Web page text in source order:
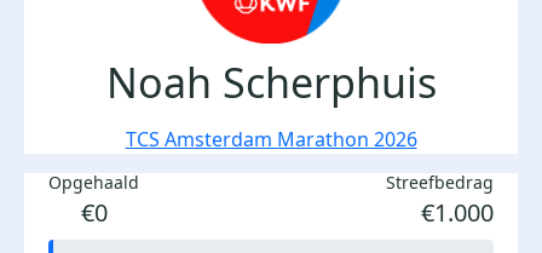
Noah Scherphuis
TCS Amsterdam Marathon 2026
Opgehaald
€0
Streefbedrag
€1.000